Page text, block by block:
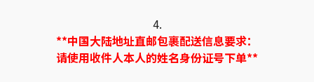
4.
**中国大陆地址直邮包裹配送信息要求：
请使用收件人本人的姓名身份证号下单**